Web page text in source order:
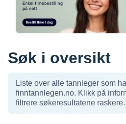
Søk i oversikt
Liste over alle tannleger som
finntannlegen.no. Klikk på
filtrere søkeresultatene raskere.